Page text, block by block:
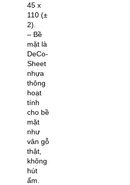
45 x
110 (±
2).
– Bề
mặt là
DeCo-
Sheet
nhựa
thông
hoạt
tính
cho bề
mặt
như
vân gỗ
thật,
không
hút
ẩm.